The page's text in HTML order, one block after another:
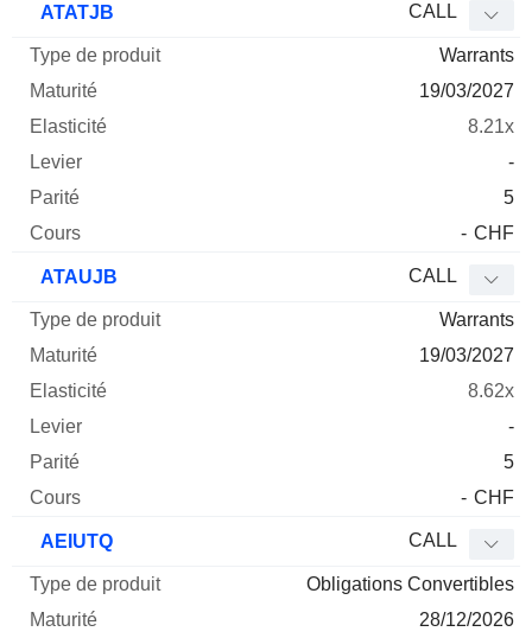
ATATJB CALL
Warrants
19/03/2027
8.21x
-
5
- CHF
ATAUJB CALL
Warrants
19/03/2027
8.62x
-
5
- CHF
AEIUTQ CALL
Obligations Convertibles
28/12/2026